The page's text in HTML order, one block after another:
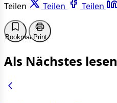
Teilen Teilen Teilen
BookmarkPrint
Als Nächstes lesen